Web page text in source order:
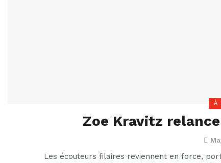
À
Zoe Kravitz
Les écouteurs filaires reviennent en force,